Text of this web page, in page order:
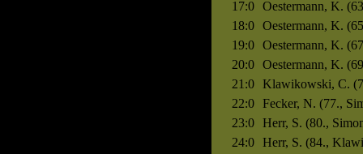
17:0
Oestermann, K.
18:0
Oestermann, K.
19:0
Oestermann, K.
20:0
Oestermann, K.
21:0
Klawikowski, C.
22:0
Fecker, N. (77.,
23:0
Herr, S. (80.,
24:0
Herr, S. (84.,